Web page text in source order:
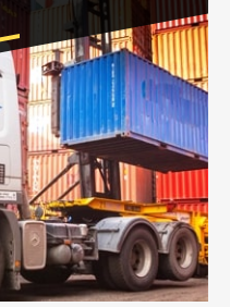
на специальном
качественно и
поможет
и из порта
кузовах),